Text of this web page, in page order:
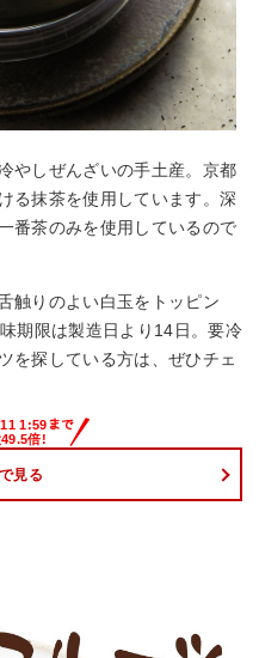
やしぜんざいの手土産。京都
る抹茶を使用しています。深
番茶のみを使用しているので
触りのよい白玉をトッピン
期限は製造日より14日。要冷
を探している方は、ぜひチェ
見る